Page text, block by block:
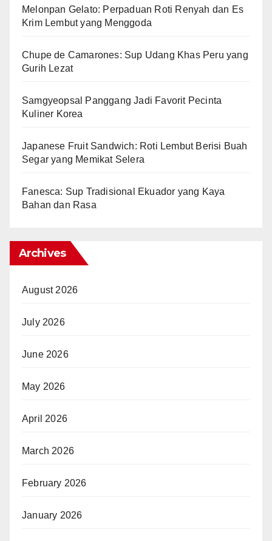
Melonpan Gelato: Perpaduan Roti Renyah dan Es
Krim Lembut yang Menggoda
Chupe de Camarones: Sup Udang Khas Peru yang
Gurih Lezat
Samgyeopsal Panggang Jadi Favorit Pecinta
Kuliner Korea
Japanese Fruit Sandwich: Roti Lembut Berisi Buah
Segar yang Memikat Selera
Fanesca: Sup Tradisional Ekuador yang Kaya
Bahan dan Rasa
Archives
August 2026
July 2026
June 2026
May 2026
April 2026
March 2026
February 2026
January 2026